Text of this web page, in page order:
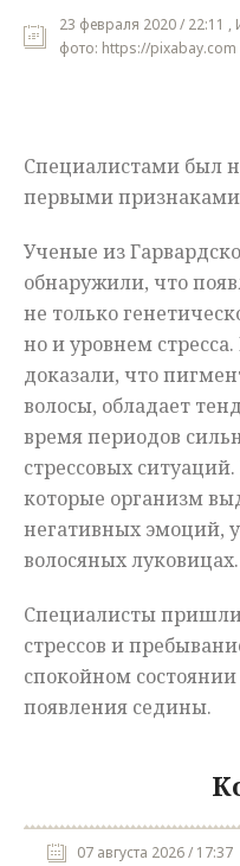
Политика
23 февраля 2020 / 22:11
фото: https://pixabay.com
Специалистами был
первымипризнаками
Ученые из
обнаружили, что
не только
ноиуровнем стресса.
доказали, что
волосы, обладает
времяпериодов
стрессовых ситуаций.
которые организм
негативных эмоций,
волосяныхлуковицах.
Специалисты
стрессов и
спокойном состоянии
появления седины.
07 августа 2026 / 17:37